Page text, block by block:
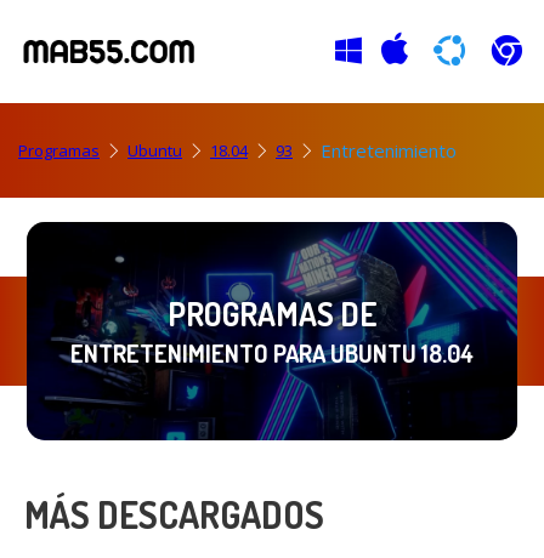
Programas Ubuntu 18.04 93 Entretenimiento
PROGRAMAS DE
ENTRETENIMIENTO PARA UBUNTU 18.04
MÁS DESCARGADOS